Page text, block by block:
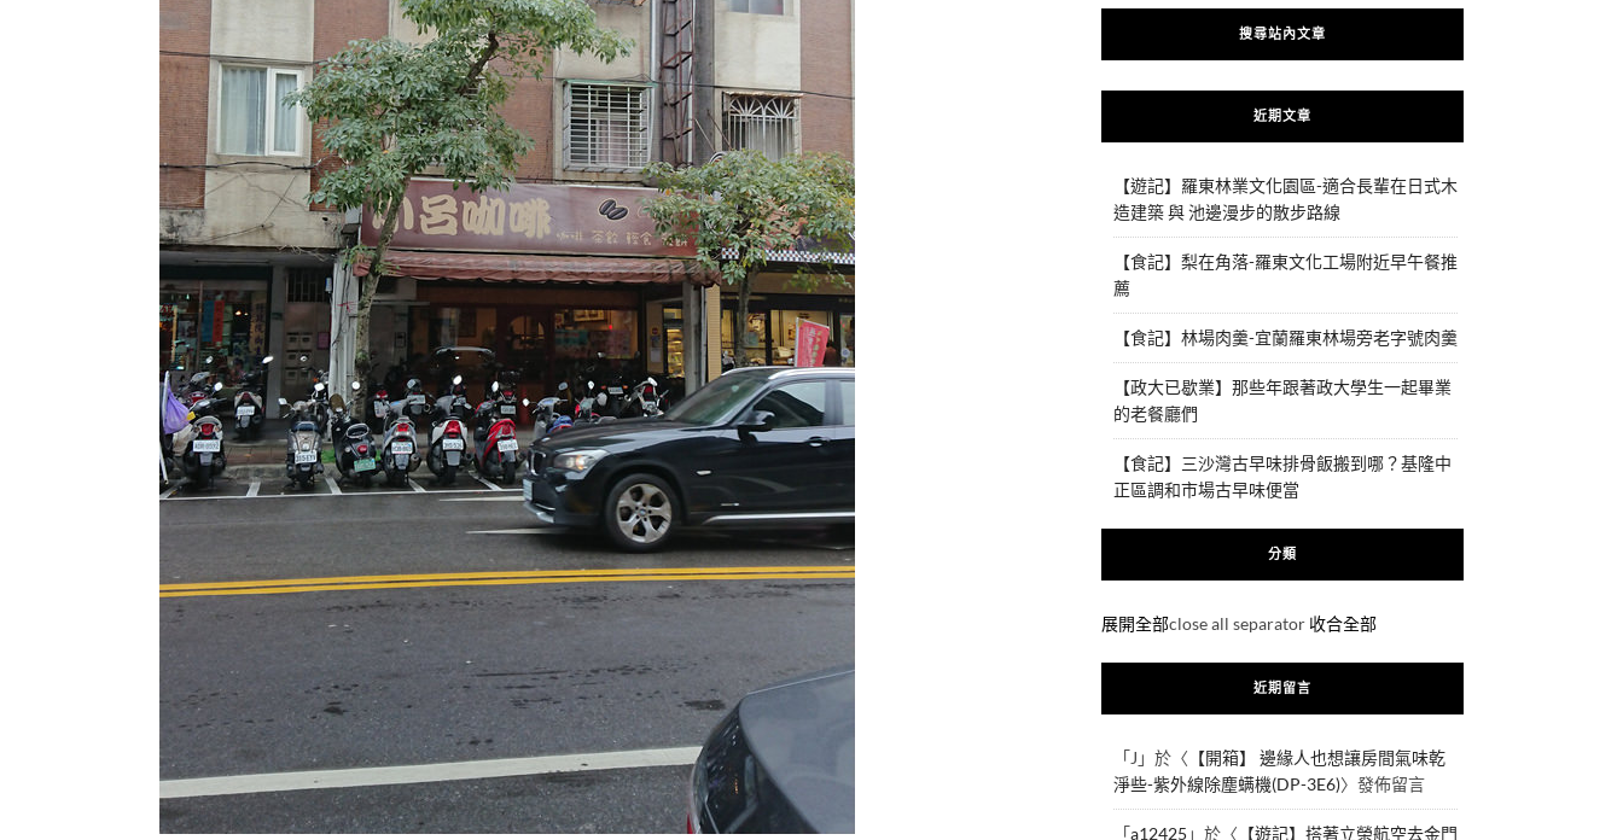
搜尋站內文章
近期文章
【遊記】羅東林業文化園區-適合長輩在日式木
造建築 與 池邊漫步的散步路線
【食記】梨在角落-羅東文化工場附近早午餐推
薦
【食記】林場肉羹-宜蘭羅東林場旁老字號肉羹
【政大已歇業】那些年跟著政大學生一起畢業
的老餐廳們
【食記】三沙灣古早味排骨飯搬到哪？基隆中
正區調和市場古早味便當
分類
展開全部close all separator 收合全部
近期留言
「J 」於〈 【開箱】 邊緣人也想讓房間氣味乾
淨些-紫外線除塵螨機(DP-3E6)〉發佈留言
「a12425 」於〈 【遊記】搭著立榮航空去金門